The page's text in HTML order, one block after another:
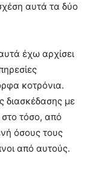
αυτά τα δύο
έχω αρχίσει
κοτρόνια.
διασκέδασης με
στο τόσο, από
όσους τους
από αυτούς.